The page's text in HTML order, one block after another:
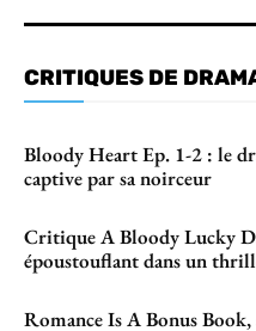
CRITIQUES DE
Bloody Heart Ep. 1-2 : le
captive par sa noirceur
Critique A Bloody Lucky
époustouflant dans un
Romance Is A Bonus Book,